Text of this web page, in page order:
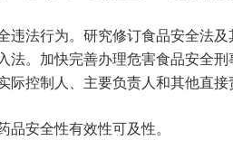
违法行为。研究修订食品安全法
法。加快完善办理危害食品安全
际控制人、主要负责人和其他直
品安全性有效性可及性。